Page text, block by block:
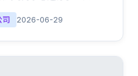
2026-06-29